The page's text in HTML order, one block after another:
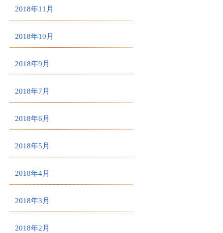
2018年11月
2018年10月
2018年9月
2018年7月
2018年6月
2018年5月
2018年4月
2018年3月
2018年2月